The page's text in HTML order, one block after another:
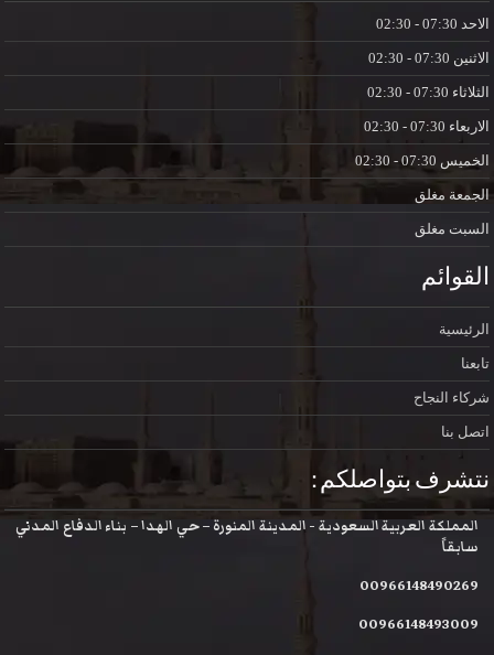
الاحد
الاثنين
الثلاثاء
الاربعاء
الخميس
الجمعة مغلق
السبت مغلق
القوائم
الرئيسية
تابعنا
شركاء النجاح
اتصل بنا
نتشرف بتواصلكم :
المملكة العربية السعودية - المدينة المنورة – حي الهدا – بناء الدفاع المدني
سابقاً
00966148490269
00966148493009